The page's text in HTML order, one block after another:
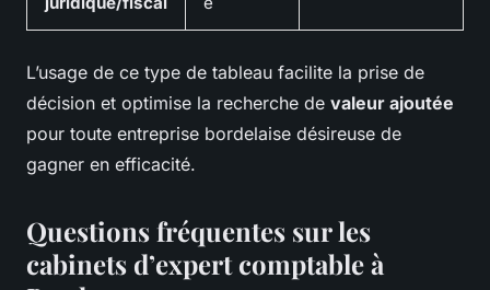
L’usage de ce type de tableau facilite la prise de
décision et optimise la recherche de valeur ajoutée
pour toute entreprise bordelaise désireuse de
gagner en efficacité.
Questions fréquentes sur les
cabinets d’expert comptable à